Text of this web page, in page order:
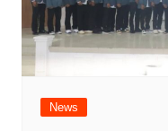
News